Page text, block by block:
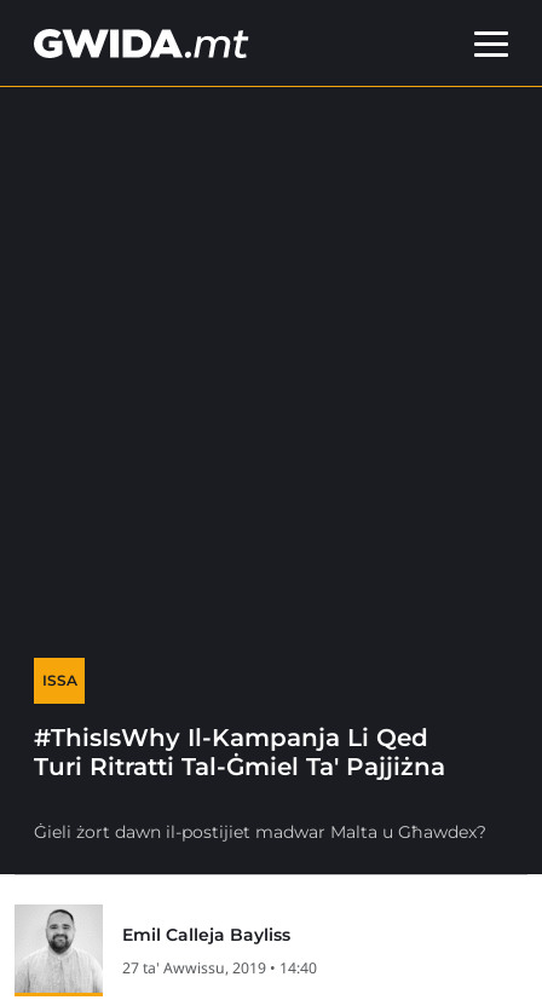
ISSA
#ThisIsWhy Il-Kampanja Li Qed
Turi Ritratti Tal-Ġmiel Ta' Pajjiżna
Ġieli żort dawn il-postijiet madwar Malta u Għawdex?
Emil Calleja Bayliss
27 ta' Awwissu, 2019 • 14:40